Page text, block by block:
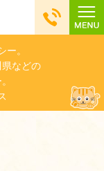
ー。
などの